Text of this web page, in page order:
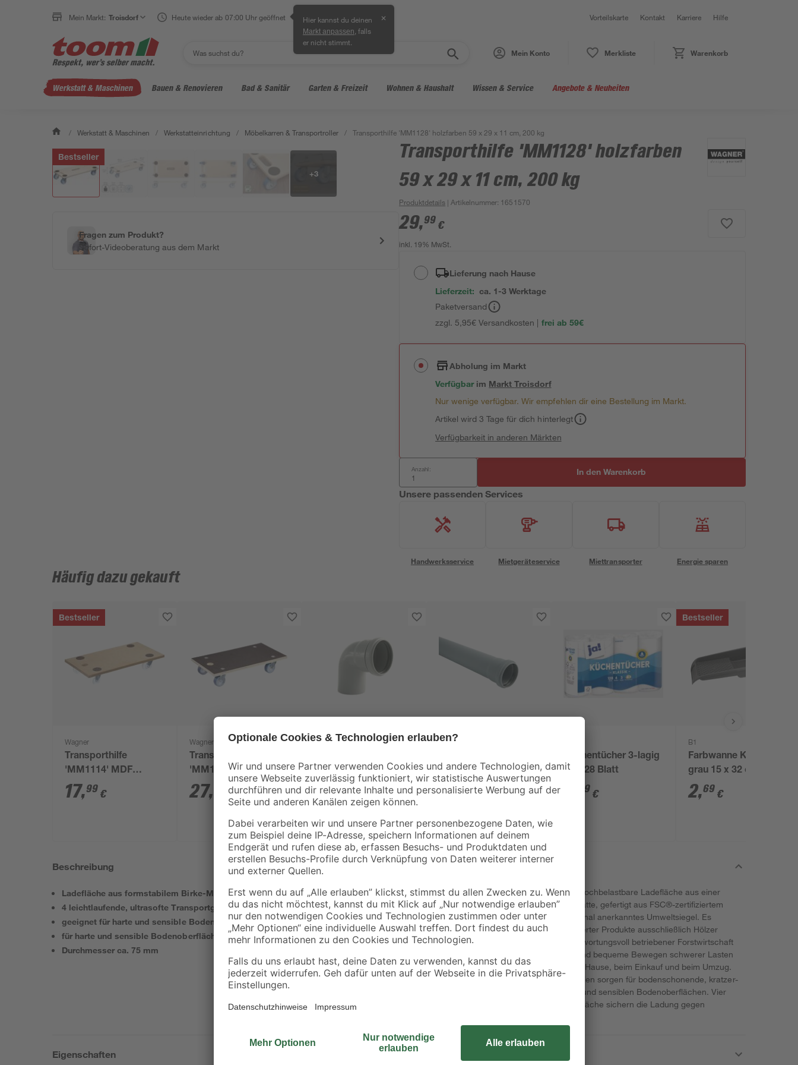
Mein Markt: Troisdorf Heute wieder ab 07:00 Uhr geöffnet Hier kannst du deinen
Markt anpassen , falls
er nicht stimmt.
✕ Vorteilskarte Kontakt Karriere Hilfe
Mein Konto Merkliste Warenkorb
Werkstatt & Maschinen Bauen & Renovieren Bad & Sanitär Garten & Freizeit Wohnen & Haushalt Wissen & Service Angebote & Neuheiten
/ Werkstatt & Maschinen / Werkstatteinrichtung / Möbelkarren & Transportroller / Transporthilfe 'MM1128' holzfarben 59 x 29 x 11 cm, 200 kg
Bestseller
+3
Fragen zum Produkt?
Sofort-Videoberatung aus dem Markt
Transporthilfe 'MM1128' holzfarben
59 x 29 x 11 cm, 200 kg
Produktdetails | Artikelnummer: 1651570
29,99 €
inkl. 19% MwSt.
Lieferung nach Hause
Lieferzeit: ca. 1-3 Werktage
Paketversand
zzgl. 5,95€ Versandkosten | frei ab 59€
Abholung im Markt
Verfügbar im MarktTroisdorf
Nur wenige verfügbar. Wir empfehlen dir eine Bestellung im Markt.
Artikel wird 3 Tage für dich hinterlegt
Verfügbarkeit in anderen Märkten
Anzahl: In den Warenkorb
Unsere passenden Services
Handwerksservice Mietgeräteservice Miettransporter Energie sparen
Häufig dazu gekauft
Bestseller
Wagner
Transporthilfe
'MM1114' MDF
Tragkraft 250 kg
17,99 €
Wagner
Transporthilfe
'MM1142' braun 57,5
x 30 x 11 cm, 250 kg
27, €
Marley
0,89€
Marley
Steckmuffe DN 50,
1000 mm
1,89€
Küchentücher 3-lagig
4 x 128 Blatt
89 €
Bestseller
B1
Farbwanne Kunststoff
grau 15 x 32 cm
2,69 €
Beschreibung
Ladefläche aus formstabilem Birke-Multiplex
4 leichtlaufende, ultrasofte Transportgeräterollen
geeignet für harte und sensible Bodenoberflächen
für harte und sensible Bodenoberflächen
Durchmesser ca. 75 mm
Die Transporthilfe 'MM 1128' verfügt über eine hochbelastbare Ladefläche aus einer
hochwertigen, äußerst formstabilen Multiplex-Platte, gefertigt aus FSC®-zertifiziertem
Birkenholz. Das FSC®-Zertifikat ist ein international anerkanntes Umweltsiegel. Es
garantiert, dass bei der Fertigung FSC®-zertifizierter Produkte ausschließlich Hölzer
verwendet werden, die aus nachhaltiger, verantwortungsvoll betriebener Forstwirtschaft
stammen. Die Transporthilfe ist für das leichte und bequeme Bewegen schwerer Lasten
bestens geeignet – im Büro, in der Werkstatt, zu Hause, beim Einkauf und beim Umzug.
Vier leichtlaufende, ultrasofte Transportgeräterollen sorgen für bodenschonende, kratzer-
und streifenfreie Beweglichkeit auf allen harten und sensiblen Bodenoberflächen. Vier
Anti-Rutsch-Pads auf allen vier Ecken der Ladefläche sichern die Ladung gegen
Eigenschaften